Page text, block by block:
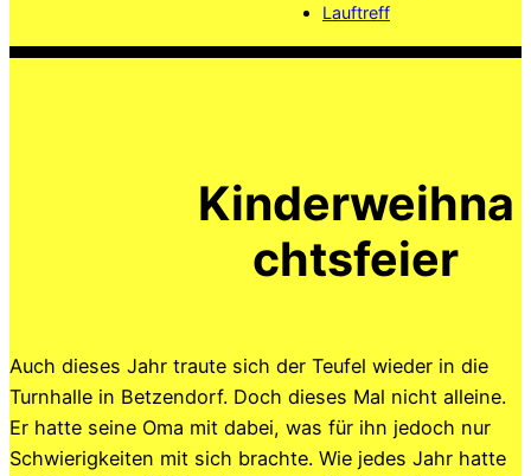
Lauftreff
Kinderweihna
chtsfeier
Auch dieses Jahr traute sich der Teufel wieder in die
Turnhalle in Betzendorf. Doch dieses Mal nicht alleine.
Er hatte seine Oma mit dabei, was für ihn jedoch nur
Schwierigkeiten mit sich brachte. Wie jedes Jahr hatte